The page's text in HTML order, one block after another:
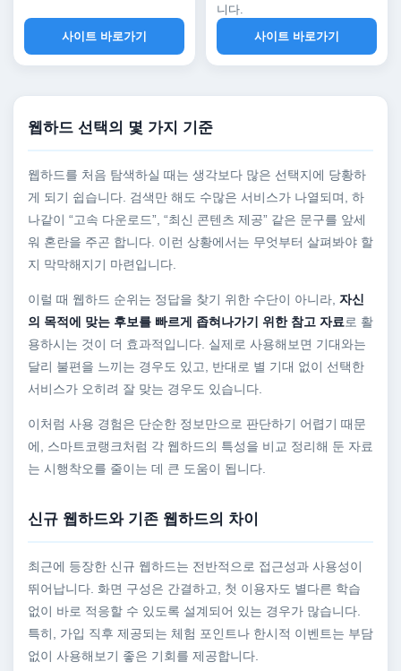
사이트 바로가기
니다.
사이트 바로가기
웹하드 선택의 몇 가지 기준
웹하드를 처음 탐색하실 때는 생각보다 많은 선택지에 당황하
게 되기 쉽습니다. 검색만 해도 수많은 서비스가 나열되며, 하
나같이 “고속 다운로드”, “최신 콘텐츠 제공” 같은 문구를 앞세
워 혼란을 주곤 합니다. 이런 상황에서는 무엇부터 살펴봐야 할
지 막막해지기 마련입니다.
이럴 때 웹하드 순위는 정답을 찾기 위한 수단이 아니라, 자신
의 목적에 맞는 후보를 빠르게 좁혀나가기 위한 참고 자료로 활
용하시는 것이 더 효과적입니다. 실제로 사용해보면 기대와는
달리 불편을 느끼는 경우도 있고, 반대로 별 기대 없이 선택한
서비스가 오히려 잘 맞는 경우도 있습니다.
이처럼 사용 경험은 단순한 정보만으로 판단하기 어렵기 때문
에, 스마트코랭크처럼 각 웹하드의 특성을 비교 정리해 둔 자료
는 시행착오를 줄이는 데 큰 도움이 됩니다.
신규 웹하드와 기존 웹하드의 차이
최근에 등장한 신규 웹하드는 전반적으로 접근성과 사용성이
뛰어납니다. 화면 구성은 간결하고, 첫 이용자도 별다른 학습
없이 바로 적응할 수 있도록 설계되어 있는 경우가 많습니다.
특히, 가입 직후 제공되는 체험 포인트나 한시적 이벤트는 부담
없이 사용해보기 좋은 기회를 제공합니다.